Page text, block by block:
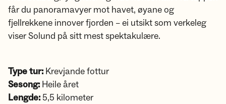
får du panoramavyer mot havet, øyane og
fjellrekkene innover fjorden – ei utsikt som verkeleg
viser Solund på sitt mest spektakulære.
Type tur: Krevjande fottur
Sesong: Heile året
Lengde: 5,5 kilometer